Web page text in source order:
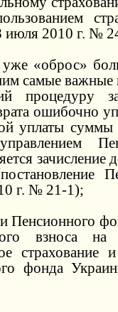
июля 2010 г. №
«оброс»
самые важные
процедуру
ошибочно
уплаты суммы
зачисление
г. № 21-1);
Пенсионного
взноса на
страхование
фонда